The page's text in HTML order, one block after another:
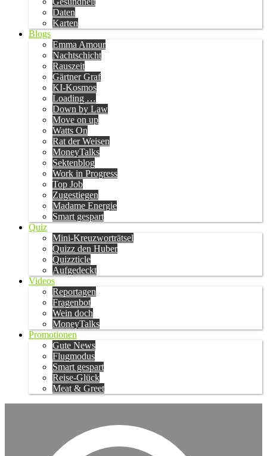
Daten
Karten
Blogs
Emma Amour
Nachtschicht
Rauszeit
Gärtner Graf
KI-Kosmos
Loading …
Down by Law
Move on up
Watts On
Rat der Weisen
MoneyTalks
Sektenblog
Work in Progress
Top Job
Zugestiegen
Madame Energie
Smart gespart
Quiz
Mini-Kreuzworträtsel
Quizz den Huber
Quizzticle
Aufgedeckt
Videos
Reportagen
Fragenbot
Wein doch
MoneyTalks
Promotionen
Gute News
Flugmodus
Smart gespart
Reise-Glück
Meat & Greet